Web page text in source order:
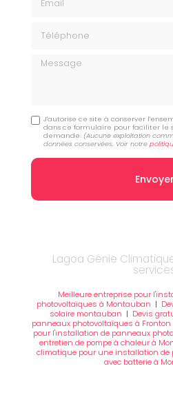
Message
J'autorise ce site à conserver
dans ce formulaire pour faciliter
demande. (Aucune exploitation
données conservées. Voir notre
Lagoa Génie
Meilleure entreprise pour
photovoltaïques à Montauban |
solaire montauban | Devis
panneaux photovoltaïques à Fronton
pour l'installation de panneaux
entretien de pompe à chaleur à
climatique pour une installation de
avec batterie à